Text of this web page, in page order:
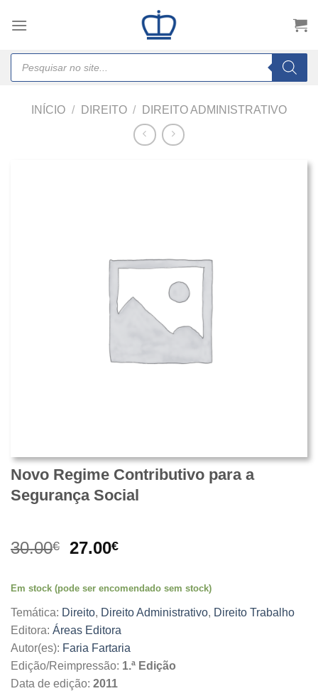
Products
search
INÍCIO / DIREITO / DIREITO ADMINISTRATIVO
Novo Regime Contributivo para a
Segurança Social
30.00€
O
original
30.00€.
27.00€O
atual
27.00€.
Em stock (pode ser encomendado sem stock)
Temática: Direito, Direito Administrativo, Direito Trabalho
Editora: Áreas Editora
Autor(es): Faria Fartaria
Edição/Reimpressão: 1.ª Edição
Data de edição: 2011